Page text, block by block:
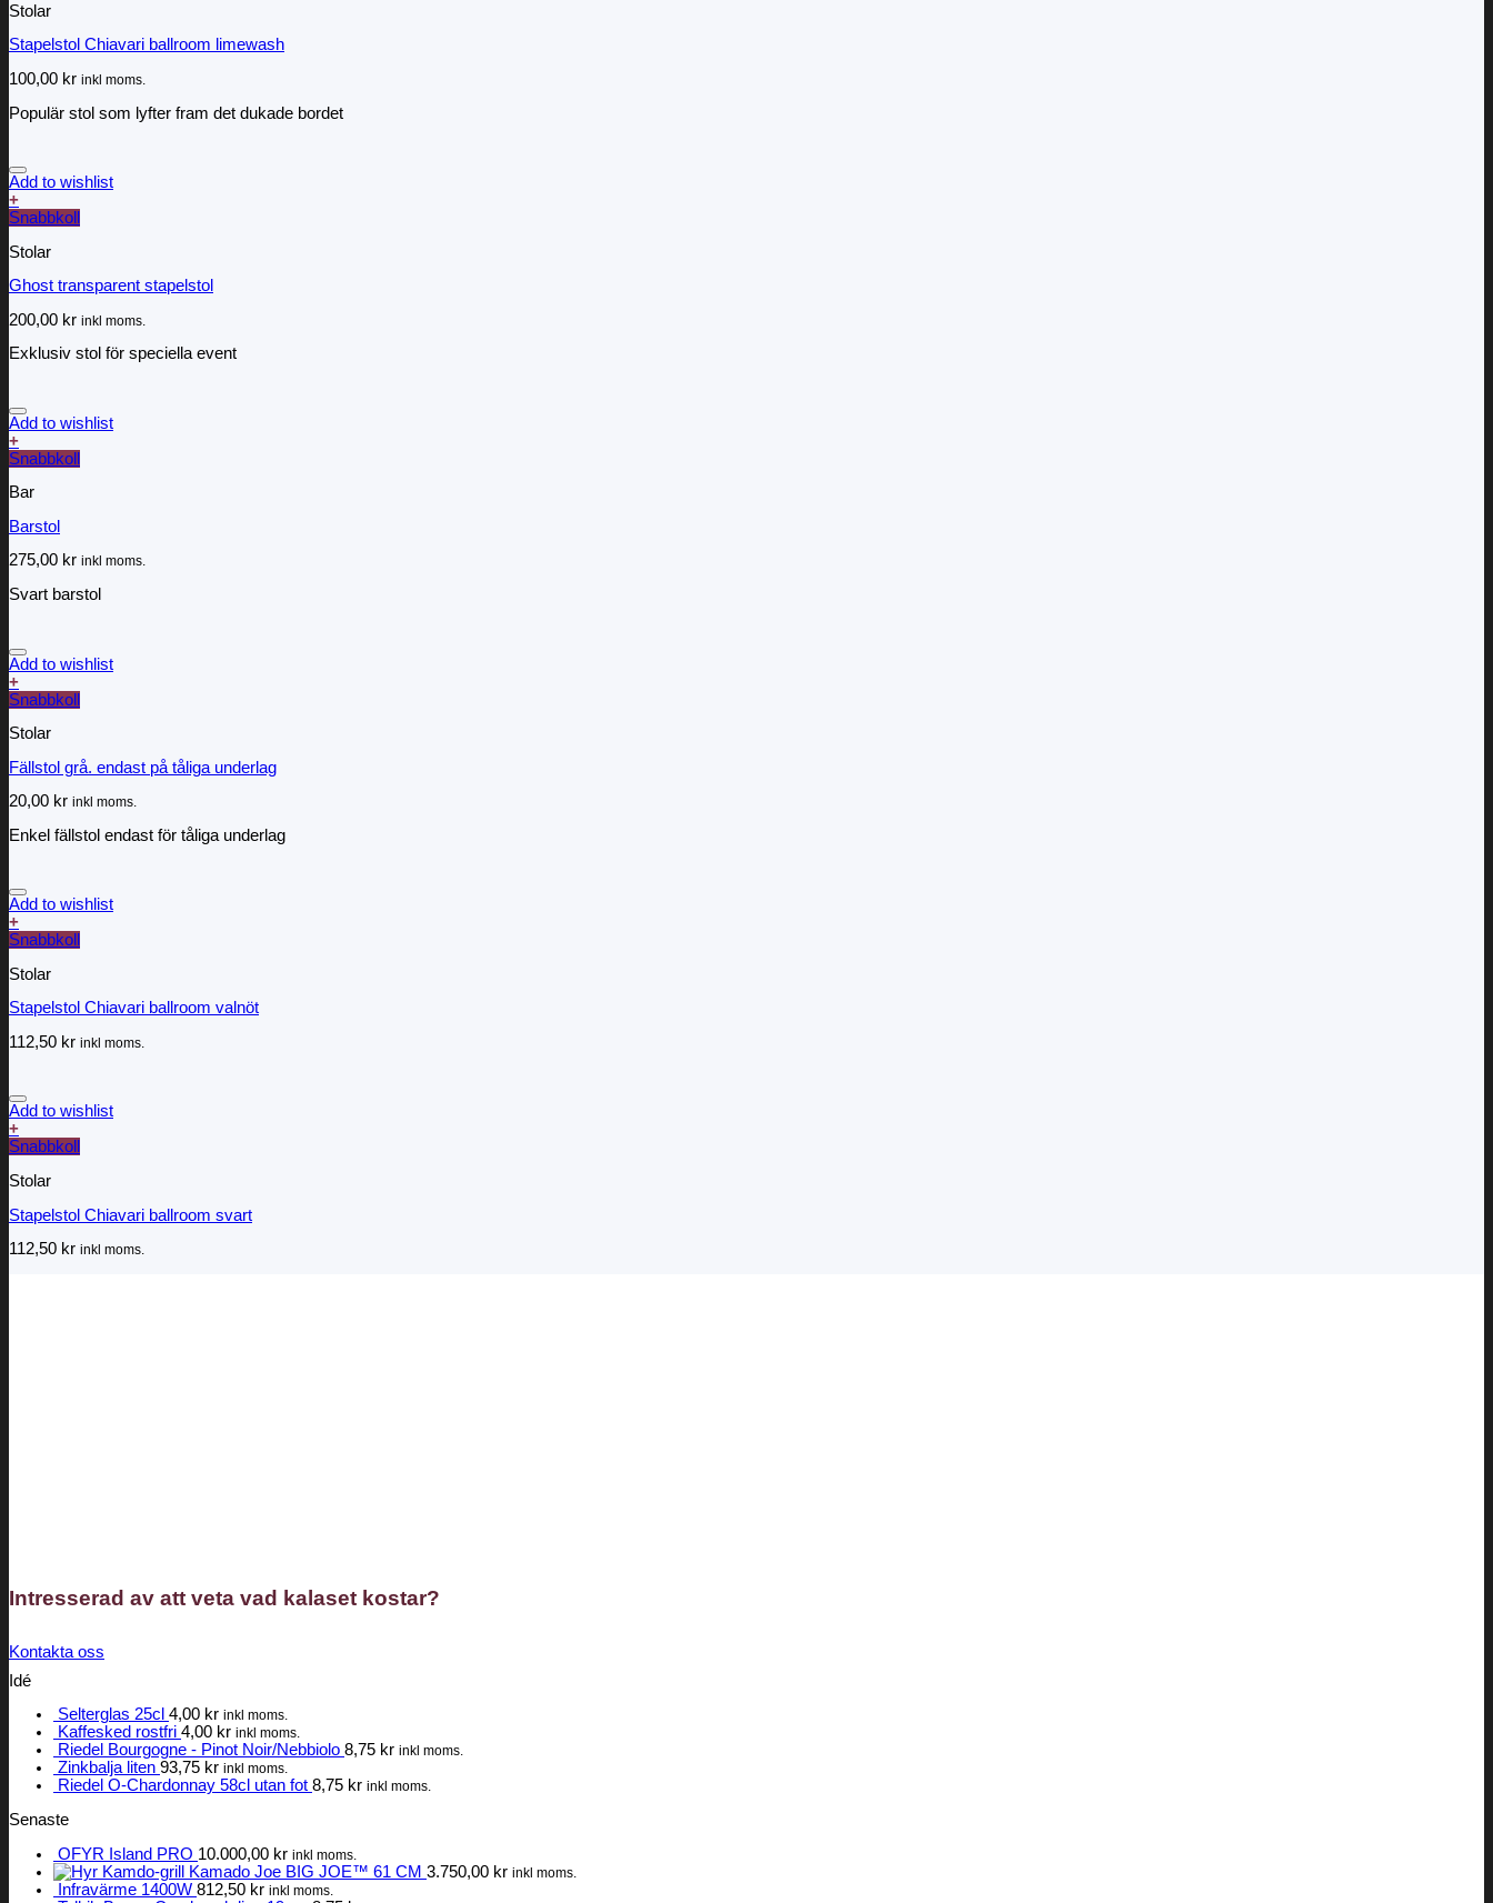
Stolar
Stapelstol Chiavari ballroom limewash
100,00 kr inkl moms.
Populär stol som lyfter fram det dukade bordet
Add to wishlist
+
Snabbkoll
Stolar
Ghost transparent stapelstol
200,00 kr inkl moms.
Exklusiv stol för speciella event
Add to wishlist
+
Snabbkoll
Bar
Barstol
275,00 kr inkl moms.
Svart barstol
Add to wishlist
+
Snabbkoll
Stolar
Fällstol grå. endast på tåliga underlag
20,00 kr inkl moms.
Enkel fällstol endast för tåliga underlag
Add to wishlist
+
Snabbkoll
Stolar
Stapelstol Chiavari ballroom valnöt
112,50 kr inkl moms.
Add to wishlist
+
Snabbkoll
Stolar
Stapelstol Chiavari ballroom svart
112,50 kr inkl moms.
Intresserad av att veta vad kalaset kostar?
Kontakta oss
Idé
Selterglas 25cl 4,00 kr inkl moms.
Kaffesked rostfri 4,00 kr inkl moms.
Riedel Bourgogne - Pinot Noir/Nebbiolo 8,75 kr inkl moms.
Zinkbalja liten 93,75 kr inkl moms.
Riedel O-Chardonnay 58cl utan fot 8,75 kr inkl moms.
Senaste
OFYR Island PRO 10.000,00 kr inkl moms.
Kamado Joe BIG JOE™ 61 CM 3.750,00 kr inkl moms.
Infravärme 1400W 812,50 kr inkl moms.